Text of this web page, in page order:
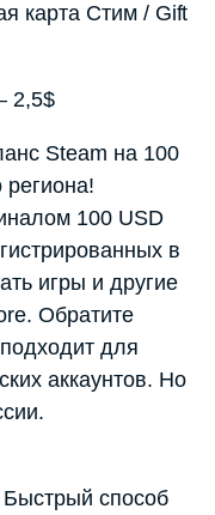
карта Стим / Gift
2,5$
Steam на 100
100 USD
в
игры и другие
Обратите
для
аккаунтов. Но
способ